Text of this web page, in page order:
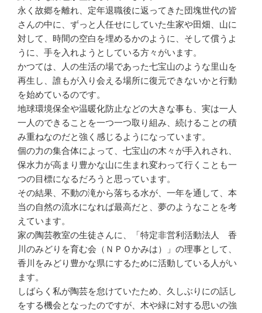
永く故郷を離れ、定年退職後に返ってきた団塊世代の皆
さんの中に、ずっと人任せにしていた生家や田畑、山に
対して、時間の空白を埋めるかのように、そして償うよ
うに、手を入れようとしている方々がいます。
かつては、人の生活の場であった七宝山のような里山を
再生し、誰もが入り会える場所に復元できないかと行動
を始めているのです。
地球環境保全や温暖化防止などの大きな事も、実は一人
一人のできることを一つ一つ取り組み、続けることの積
み重ねなのだと強く感じるようになっています。
個の力の集合体によって、七宝山の木々が手入れされ、
保水力が高まり豊かな山に生まれ変わって行くことも一
つの目標になるだろうと思っています。
その結果、不動の滝から落ちる水が、一年を通して、本
当の自然の流水になれば最高だと、夢のようなことを考
えています。
家の陶芸教室の生徒さんに、「特定非営利活動法人 香
川のみどりを育む会（ＮＰＯかみは）」の理事として、
香川をみどり豊かな県にするために活動している人がい
ます。
しばらく私が陶芸を怠けていたため、久しぶりにの話し
をする機会となったのですが、木や緑に対する思いの強